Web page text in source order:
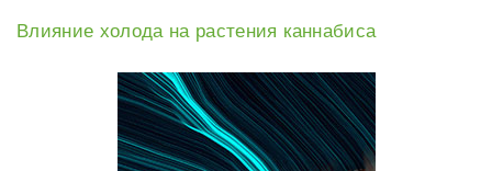
Влияние холода на растения каннабиса